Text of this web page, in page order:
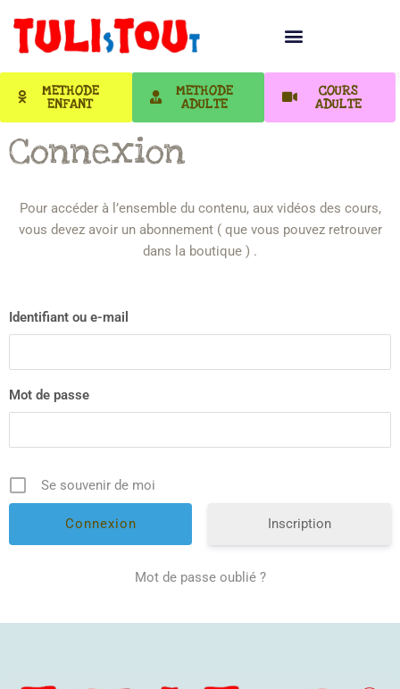
METHODE
ENFANT
METHODE
ADULTE
COURS
ADULTE
Connexion
Pour accéder à l’ensemble du contenu, aux vidéos des cours,
vous devez avoir un abonnement ( que vous pouvez retrouver
dans la boutique ) .
Identifiant ou e-mail
Mot de passe
Se souvenir de moi
Inscription
Mot de passe oublié ?